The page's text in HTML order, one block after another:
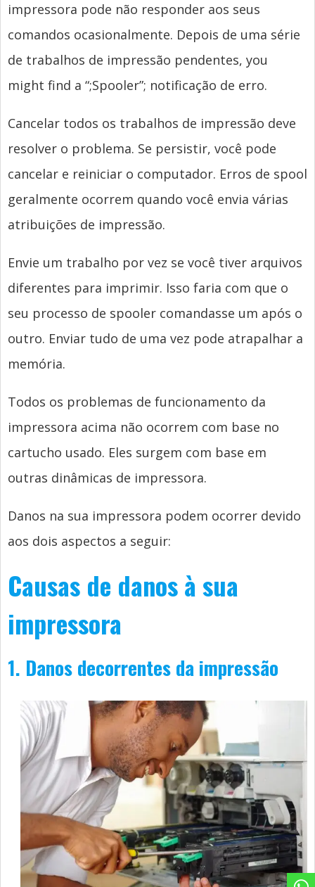
impressora pode não responder aos seus
comandos ocasionalmente. Depois de uma série
de trabalhos de impressão pendentes, you
might find a “;Spooler”; notificação de erro.
Cancelar todos os trabalhos de impressão deve
resolver o problema. Se persistir, você pode
cancelar e reiniciar o computador. Erros de spool
geralmente ocorrem quando você envia várias
atribuições de impressão.
Envie um trabalho por vez se você tiver arquivos
diferentes para imprimir. Isso faria com que o
seu processo de spooler comandasse um após o
outro. Enviar tudo de uma vez pode atrapalhar a
memória.
Todos os problemas de funcionamento da
impressora acima não ocorrem com base no
cartucho usado. Eles surgem com base em
outras dinâmicas de impressora.
Danos na sua impressora podem ocorrer devido
aos dois aspectos a seguir:
Causas de danos à sua
impressora
1. Danos decorrentes da impressão